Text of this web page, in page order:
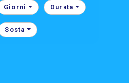
Giorni Durata
Sosta